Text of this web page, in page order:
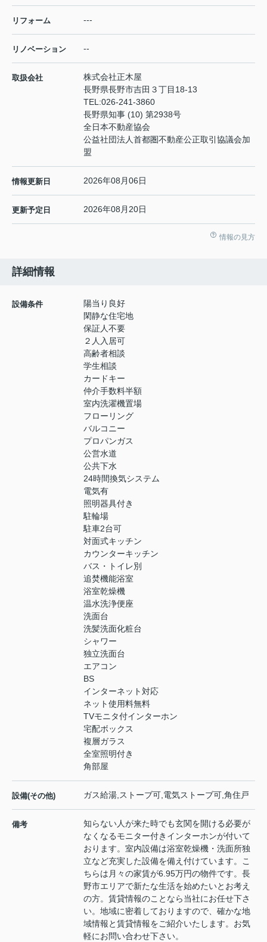
リフォーム ---
リノベーション --
取扱会社
株式会社正木屋
長野県長野市吉田３丁目18-13
TEL:026-241-3860
長野県知事 (10) 第2938号
全日本不動産協会
公益社団法人首都圏不動産公正取引協議会加
盟
情報更新日 2026年08月06日
更新予定日 2026年08月20日
情報の見方
詳細情報
設備条件
陽当り良好
閑静な住宅地
保証人不要
２人入居可
高齢者相談
学生相談
カードキー
仲介手数料半額
室内洗濯機置場
フローリング
バルコニー
プロパンガス
公営水道
公共下水
24時間換気システム
電気有
照明器具付き
駐輪場
駐車2台可
対面式キッチン
カウンターキッチン
バス・トイレ別
追焚機能浴室
浴室乾燥機
温水洗浄便座
洗面台
洗髪洗面化粧台
シャワー
独立洗面台
エアコン
BS
インターネット対応
ネット使用料無料
TVモニタ付インターホン
宅配ボックス
複層ガラス
全室照明付き
角部屋
設備(その他) ガス給湯,ストーブ可,電気ストーブ可,角住戸
備考
知らない人が来た時でも玄関を開ける必要が
なくなるモニター付きインターホンが付いて
おります。室内設備は浴室乾燥機・洗面所独
立など充実した設備を備え付けています。こ
ちらは月々の家賃が6.95万円の物件です。長
野市エリアで新たな生活を始めたいとお考え
の方。賃貸情報のことなら当社にお任せ下さ
い。地域に密着しておりますので、確かな地
域情報と賃貸情報をご紹介いたします。お気
軽にお問い合わせ下さい。